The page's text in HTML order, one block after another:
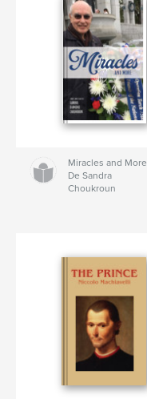
Miracles and More
De Sandra
Choukroun